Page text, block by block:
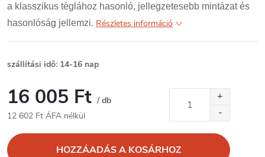
a klasszikus téglához hasonló, jellegzetesebb mintázat és
hasonlóság jellemzi. Részletes információ
szállítási idő: 14-16 nap
16 005 Ft / db
12 602 Ft ÁFA nélkül
HOZZÁADÁS A KOSÁRHOZ